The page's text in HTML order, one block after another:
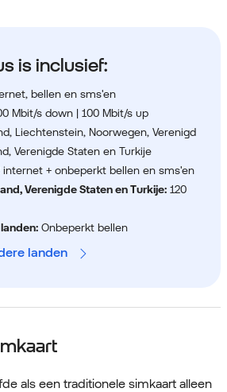
is inclusief:
bellen en sms'en
Mbit/s down | 100 Mbit/s up
Liechtenstein, Noorwegen, Verenigd
Verenigde Staten en Turkije
internet + onbeperkt bellen en sms'en
Verenigde Staten en Turkije: 120
Onbeperkt bellen
landen
als een traditionele simkaart alleen